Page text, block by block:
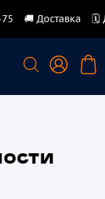
🚚 Доставка 🗓️